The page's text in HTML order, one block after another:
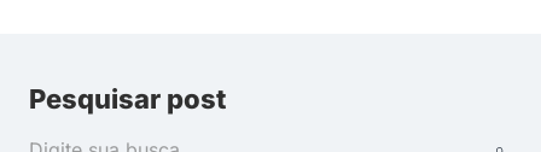
Pesquisar post